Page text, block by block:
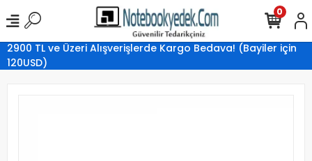
2900 TL ve Üzeri Alışverişlerde Kargo Bedava! (Bayiler için
120USD)
0